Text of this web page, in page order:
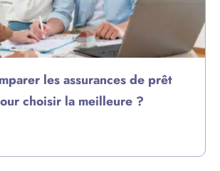
les assurances de prêt
choisir la meilleure ?